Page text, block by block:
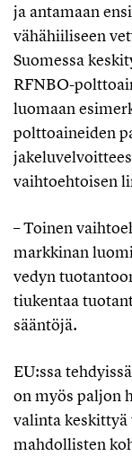
ja antamaan
vähähiiliseen
Suomessa
RFNBO-
luomaan
polttoaineiden
vaihtoehtoisen
– Toinen
markkinan
vedyn
tiukentaa
sääntöjä.
EU:ssa
on myös paljon
valinta keskittyä
mahdollisten